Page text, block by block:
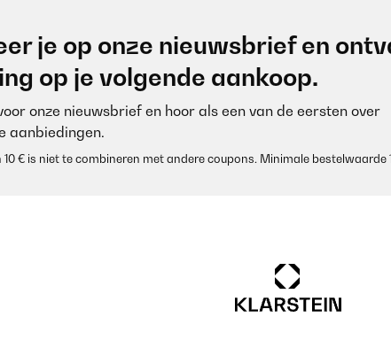
je op onze nieuwsbrief en
op je volgende aankoop.
onze nieuwsbrief en hoor als een van de eersten over
aanbiedingen.
€ is niet te combineren met andere coupons. Minimale bestelwaarde